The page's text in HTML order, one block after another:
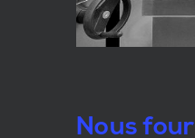
Nous